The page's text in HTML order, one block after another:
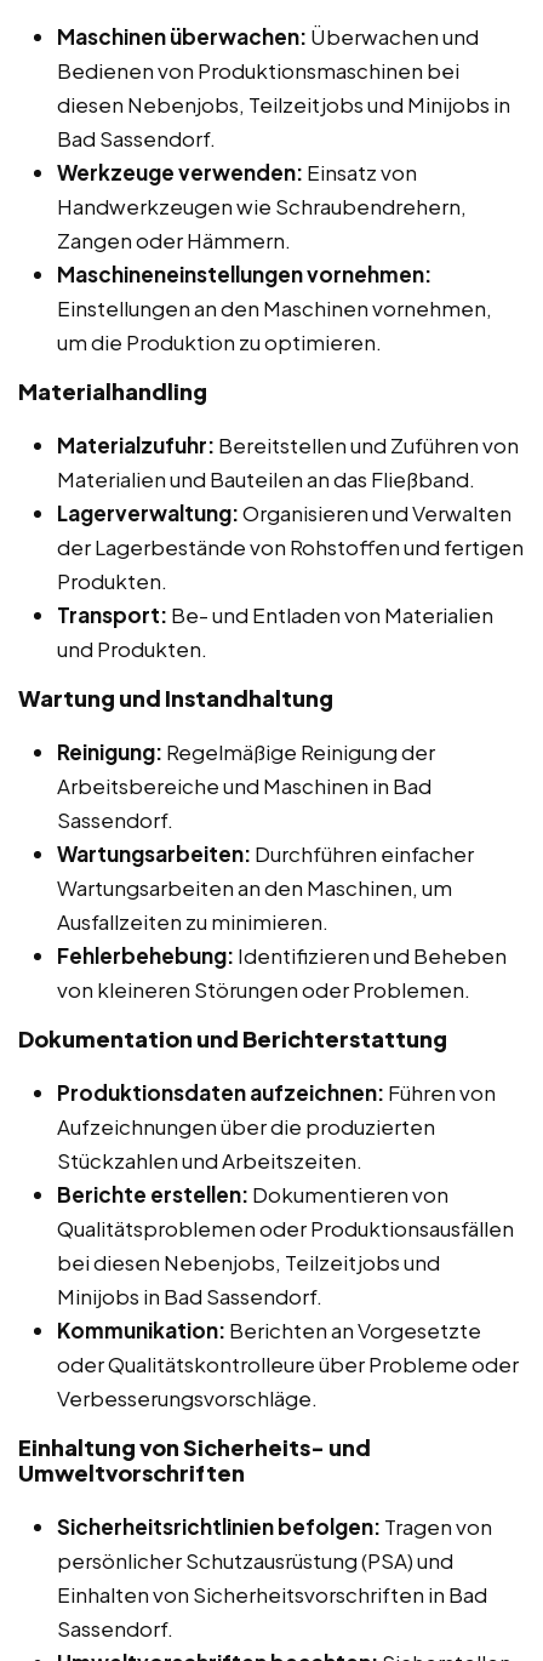
Maschinen überwachen: Überwachen und
Bedienen von Produktionsmaschinen bei
diesen Nebenjobs, Teilzeitjobs und Minijobs in
Bad Sassendorf.
Werkzeuge verwenden: Einsatz von
Handwerkzeugen wie Schraubendrehern,
Zangen oder Hämmern.
Maschineneinstellungen vornehmen:
Einstellungen an den Maschinen vornehmen,
um die Produktion zu optimieren.
Materialhandling
Materialzufuhr: Bereitstellen und Zuführen von
Materialien und Bauteilen an das Fließband.
Lagerverwaltung:Organisieren und Verwalten
der Lagerbestände von Rohstoffen und fertigen
Produkten.
Transport: Be- und Entladen von Materialien
und Produkten.
Wartung und Instandhaltung
Reinigung: Regelmäßige Reinigung der
Arbeitsbereiche und Maschinen in Bad
Sassendorf.
Wartungsarbeiten: Durchführen einfacher
Wartungsarbeiten an den Maschinen, um
Ausfallzeiten zu minimieren.
Fehlerbehebung: Identifizieren und Beheben
von kleineren Störungen oder Problemen.
Dokumentation und Berichterstattung
Produktionsdaten aufzeichnen: Führen von
Aufzeichnungen über die produzierten
Stückzahlen und Arbeitszeiten.
Berichte erstellen: Dokumentieren von
Qualitätsproblemen oder Produktionsausfällen
bei diesen Nebenjobs, Teilzeitjobs und
Minijobs in Bad Sassendorf.
Kommunikation: Berichten an Vorgesetzte
oder Qualitätskontrolleure über Probleme oder
Verbesserungsvorschläge.
Einhaltung von Sicherheits- und
Umweltvorschriften
Sicherheitsrichtlinien befolgen: Tragen von
persönlicher Schutzausrüstung (PSA) und
Einhalten von Sicherheitsvorschriften in Bad
Sassendorf.